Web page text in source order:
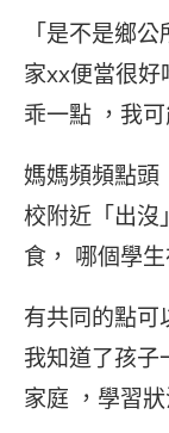
「是不是鄉
家xx便當很
乖一點 ，我
媽媽頻頻點頭
校附近「出沒
食， 哪個學
有共同的點可
我知道了孩子
家庭 ，學習